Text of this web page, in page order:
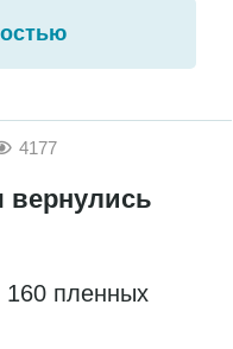
4177
пленных